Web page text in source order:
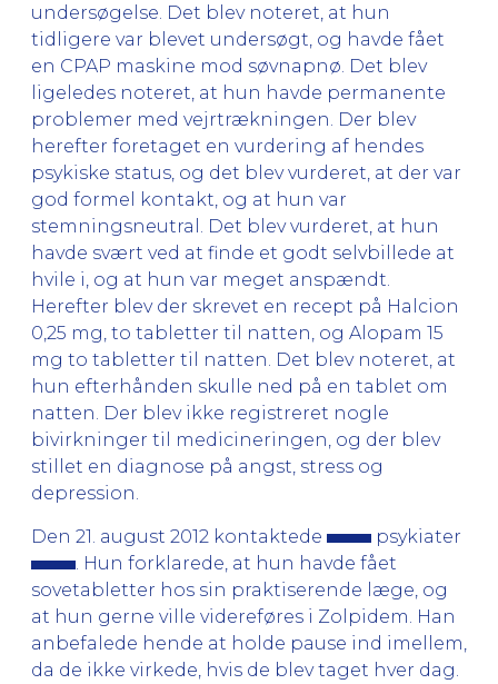
undersøgelse. Det blev noteret, at hun
tidligere var blevet undersøgt, og havde fået
en CPAP maskine mod søvnapnø. Det blev
ligeledes noteret, at hun havde permanente
problemer med vejrtrækningen. Der blev
herefter foretaget en vurdering af hendes
psykiske status, og det blev vurderet, at der var
god formel kontakt, og at hun var
stemningsneutral. Det blev vurderet, at hun
havde svært ved at finde et godt selvbillede at
hvile i, og at hun var meget anspændt.
Herefter blev der skrevet en recept på Halcion
0,25 mg, to tabletter til natten, og Alopam 15
mg to tabletter til natten. Det blev noteret, at
hun efterhånden skulle ned på en tablet om
natten. Der blev ikke registreret nogle
bivirkninger til medicineringen, og der blev
stillet en diagnose på angst, stress og
depression.
Den 21. august 2012 kontaktede
psykiater
. Hun forklarede, at hun havde fået
sovetabletter hos sin praktiserende læge, og
at hun gerne ville videreføres i Zolpidem. Han
anbefalede hende at holde pause ind imellem,
da de ikke virkede, hvis de blev taget hver dag.